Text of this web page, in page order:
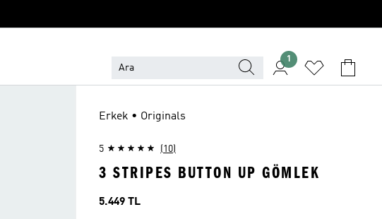
1
Erkek • Originals
5 (10)
3 STRIPES BUTTON UP GÖMLEK
Fiyat
5.449 TL